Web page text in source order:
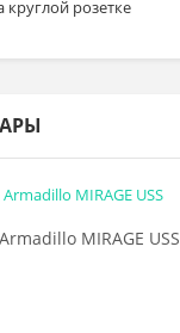
круглой розетке
MIRAGE USS
Выбрать >